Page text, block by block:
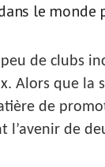
le monde
de clubs
Alors que la
de
l’avenir de